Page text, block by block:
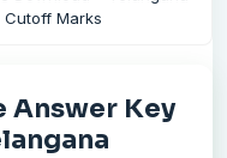
Marks
Answer Key